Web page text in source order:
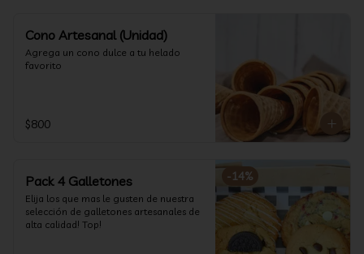
Cono Artesanal (Unidad)
Agrega un cono dulce a tu helado
favorito
$800
-14%
Pack 4 Galletones
Elija los que mas le gusten de nuestra
selección de galletones artesanales de
alta calidad! Top!